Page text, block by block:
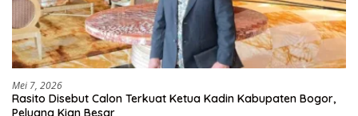
Mei 7, 2026
Rasito Disebut Calon Terkuat Ketua Kadin Kabupaten Bogor,
Peluang Kian Besar